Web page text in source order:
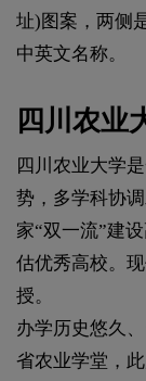
址)图案，两侧
中英文名称。
四川农业
四川农业大学
势，多学科协
家“双一流”建
估优秀高校。
授。
办学历史悠久
省农业学堂，